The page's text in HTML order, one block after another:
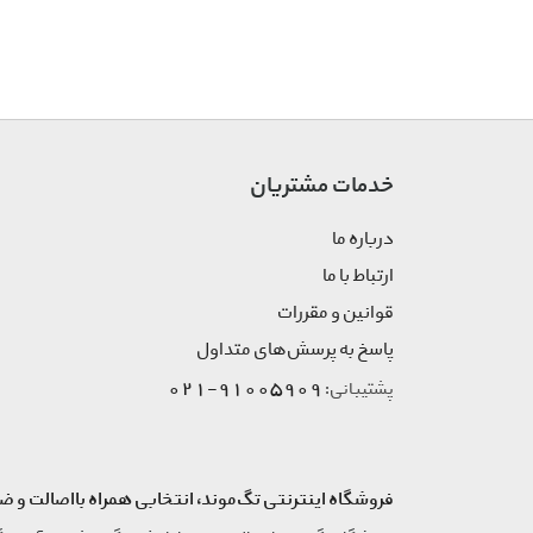
خدمات مشتریان
درباره ما
ارتباط با ما
قوانین و مقررات
پاسخ به پرسش‌های متداول
پشتیبانی: 91005909-021
فروشگاه اینترنتی تگ‌موند، انتخابی همراه بااصالت و